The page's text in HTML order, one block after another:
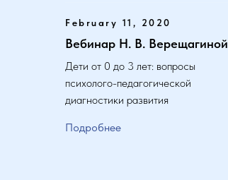
February 11, 2020
Вебинар Н. В. Верещагиной
Дети от 0 до 3 лет: вопросы
психолого-педагогической
диагностики развития
Подробнее